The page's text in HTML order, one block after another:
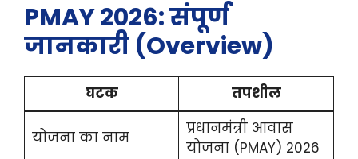
PMAY 2026: संपूर्ण
जानकारी (Overview)
घटक तपशील
योजना का नाम
प्रधानमंत्री आवास
योजना (PMAY) 2026